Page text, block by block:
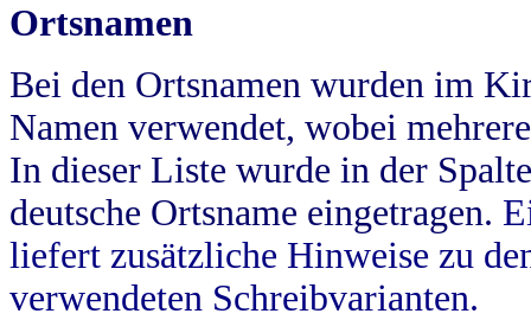
Ortsnamen
Bei den Ortsnamen wurden im
Namen verwendet, wobei
In dieser Liste wurde in der
deutsche Ortsname eingetragen.
liefert zusätzliche Hinweise zu
verwendeten Schreibvarianten.